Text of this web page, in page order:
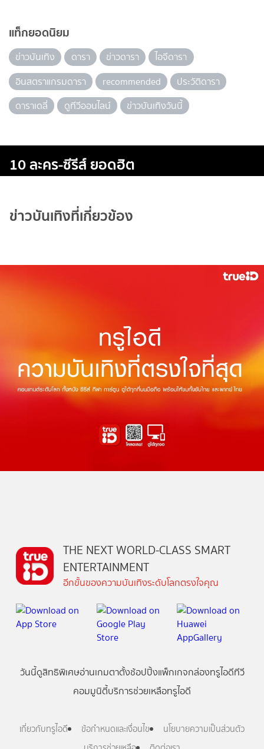
แท็กยอดนิยม
ข่าวบันเทิง ดารา ข่าวดารา
ไอจีดารา
อินสตราแกรมดารา
recommended
ประวัติดารา
ดาราเดลี่
ดูทีวีออนไลน์ ข่าวบันเทิงวันนี้
10 ละคร-ซีรีส์ ยอดฮิต
ข่าวบันเทิงที่เกี่ยวข้อง
THE NEXT WORLD-CLASS SMART
ENTERTAINMENT
อีกขั้นของความบันเทิงระดับโลกตรงใจคุณ
วันนี้ดูสิทธิพิเศษอ่านเกมตาตั้งช้อปปิ้งแพ็กเกจกล่องทรูไอดีทีวี
คอมมูนิตี้บริการช่วยเหลือทรูไอดี
เกี่ยวกับทรูไอดี ข้อกำหนดและเงื่อนไข
นโยบายความเป็นส่วนตัว